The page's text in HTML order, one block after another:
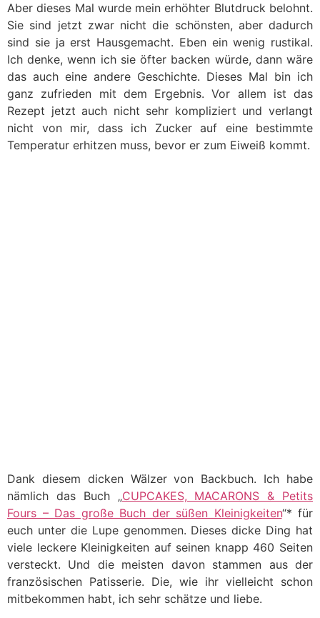
Aber dieses Mal wurde mein erhöhter Blutdruck belohnt.
Sie sind jetzt zwar nicht die schönsten, aber dadurch
sind sie ja erst Hausgemacht. Eben ein wenig rustikal.
Ich denke, wenn ich sie öfter backen würde, dann wäre
das auch eine andere Geschichte. Dieses Mal bin ich
ganz zufrieden mit dem Ergebnis. Vor allem ist das
Rezept jetzt auch nicht sehr kompliziert und verlangt
nicht von mir, dass ich Zucker auf eine bestimmte
Temperatur erhitzen muss, bevor er zum Eiweiß kommt.
Dank diesem dicken Wälzer von Backbuch. Ich habe
nämlich das Buch „CUPCAKES, MACARONS & Petits
Fours – Das große Buch der süßen Kleinigkeiten“* für
euch unter die Lupe genommen. Dieses dicke Ding hat
viele leckere Kleinigkeiten auf seinen knapp 460 Seiten
versteckt. Und die meisten davon stammen aus der
französischen Patisserie. Die, wie ihr vielleicht schon
mitbekommen habt, ich sehr schätze und liebe.